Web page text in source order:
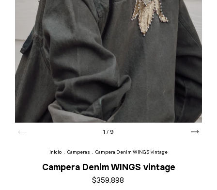
1 / 9
Inicio Camperas Campera Denim WINGS vintage
Campera Denim WINGS vintage
$359.898